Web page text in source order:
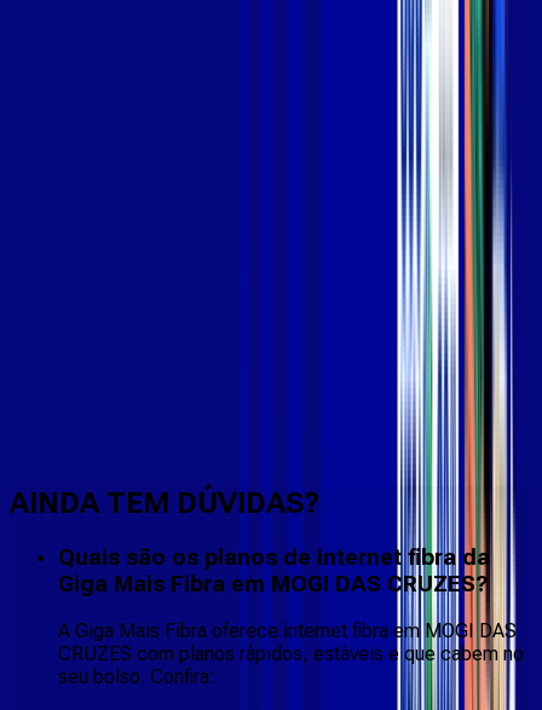
AINDA TEM DÚVIDAS?
Quais são os planos de internet fibra da
Giga Mais Fibra em MOGI DAS CRUZES?
A Giga Mais Fibra oferece internet fibra em MOGI DAS
CRUZES com planos rápidos, estáveis e que cabem no
seu bolso. Confira: